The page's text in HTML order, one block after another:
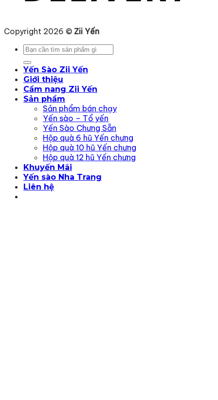
Copyright 2026 © Zii Yến
Tìm
Yến Sào Zii Yến
Giới thiệu
Cẩm nang Zii Yến
Sản phẩm
Sản phẩm bán chạy
Yến sào – Tổ yến
Yến Sào Chưng Sẵn
Hộp quà 6 hũ Yến chưng
Hộp quà 10 hũ Yến chưng
Hộp quà 12 hũ Yến chưng
Khuyến Mãi
Yến sào Nha Trang
Liên hệ